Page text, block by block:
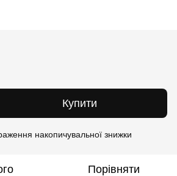
Купити
накопичувальної знижки
Порівняти